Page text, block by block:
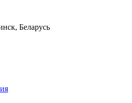
Беларусь